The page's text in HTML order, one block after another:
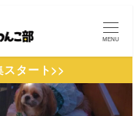
MENU
タート>>